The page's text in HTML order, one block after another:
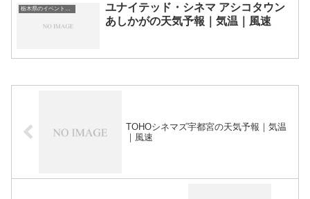
ユナイテッド・シネマ アシコタウン
あしかがの天気予報｜気温｜風速
TOHOシネマズ宇都宮の天気予報｜気温
｜風速